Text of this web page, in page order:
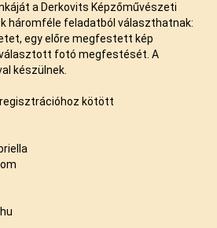
a Derkovits Képzőművészeti
háromféle feladatból választhatnak:
egy előre megfestett kép
fotó megfestését. A
készülnek.
regisztrációhoz kötött